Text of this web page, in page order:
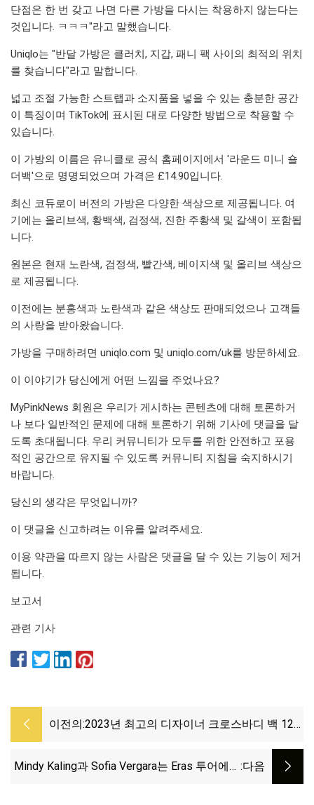
단점은 한 번 갖고 나면 다른 가방을 다시는 착용하지 않는다는
것입니다. ㅋㅋㅋ"라고 말했습니다.
Uniqlo는 "반달 가방은 클러치, 지갑, 패니 팩 사이의 최적의 위치
를 ​​찾습니다"라고 말합니다.
넓고 조절 가능한 스트랩과 소지품을 넣을 수 있는 충분한 공간
이 특징이며 TikTok에 표시된 대로 다양한 방법으로 착용할 수
있습니다.
이 가방의 이름은 유니클로 공식 홈페이지에서 '라운드 미니 숄
더백'으로 명명되었으며 가격은 £14.90입니다.
최신 코듀로이 버전의 가방은 다양한 색상으로 제공됩니다. 여
기에는 올리브색, 황백색, 검정색, 진한 주황색 및 갈색이 포함됩
니다.
원본은 현재 노란색, 검정색, 빨간색, 베이지색 및 올리브 색상으
로 제공됩니다.
이전에는 분홍색과 노란색과 같은 색상도 판매되었으나 고객들
의 사랑을 받아왔습니다.
가방을 구매하려면 uniqlo.com 및 uniqlo.com/uk를 방문하세요.
이 이야기가 당신에게 어떤 느낌을 주었나요?
MyPinkNews 회원은 우리가 게시하는 콘텐츠에 대해 토론하거
나 보다 일반적인 문제에 대해 토론하기 위해 기사에 댓글을 달
도록 초대됩니다. 우리 커뮤니티가 모두를 위한 안전하고 포용
적인 공간으로 유지될 수 있도록 커뮤니티 지침을 숙지하시기
바랍니다.
당신의 생각은 무엇입니까?
이 댓글을 신고하려는 이유를 알려주세요.
이용 약관을 따르지 않는 사람은 댓글을 달 수 있는 기능이 제거
됩니다.
보고서
관련 기사
이전의:2023년 최고의 디자이너 크로스바디 백 12
Mindy Kaling과 Sofia Vergara는 Eras 투어에서 :다음